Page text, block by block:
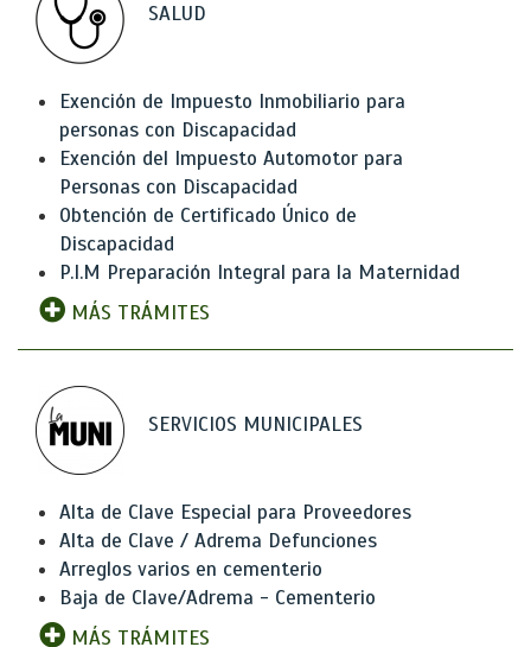
SALUD
Exención de Impuesto Inmobiliario para
personas con Discapacidad
Exención del Impuesto Automotor para
Personas con Discapacidad
Obtención de Certificado Único de
Discapacidad
P.I.M Preparación Integral para la Maternidad
MÁS TRÁMITES
SERVICIOS MUNICIPALES
Alta de Clave Especial para Proveedores
Alta de Clave / Adrema Defunciones
Arreglos varios en cementerio
Baja de Clave/Adrema - Cementerio
MÁS TRÁMITES